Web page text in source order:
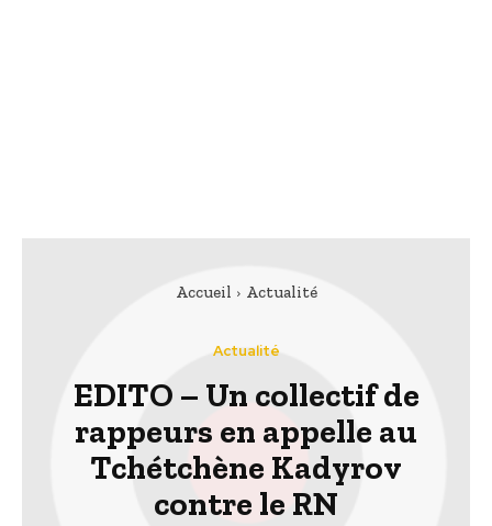
Accueil Actualité
Actualité
EDITO – Un collectif de
rappeurs en appelle au
Tchétchène Kadyrov
contre le RN